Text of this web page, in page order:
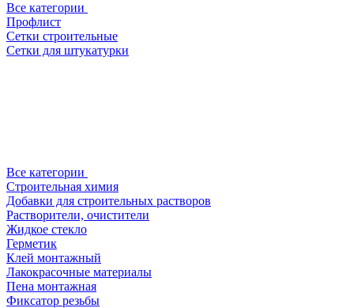
Все категории
Профлист
Сетки строительные
Сетки для штукатурки
Все категории
Строительная химия
Добавки для строительных растворов
Растворители, очистители
Жидкое стекло
Герметик
Клей монтажный
Лакокрасочные материалы
Пена монтажная
Фиксатор резьбы